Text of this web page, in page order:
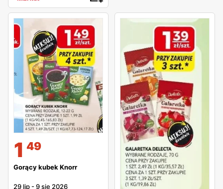
1 49
Gorący kubek Knorr
29 lip -9 sie 2026